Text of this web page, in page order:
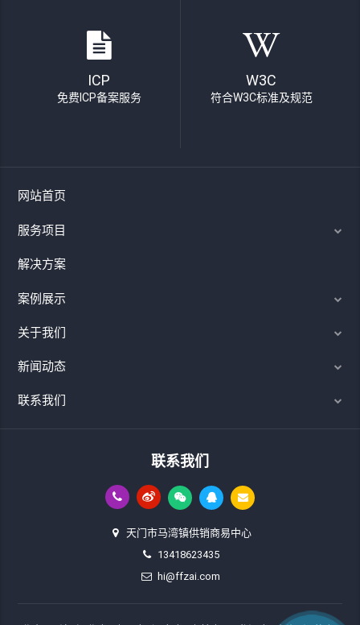
ICP
免费ICP备案服务
W3C
符合W3C标准及规范
网站首页
服务项目
解决方案
案例展示
关于我们
新闻动态
联系我们
联系我们
天门市马湾镇供销商易中心
13418623435
hi@ffzai.com